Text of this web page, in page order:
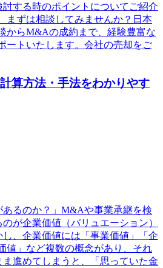
する時のポイントについてご紹介
まずは相談してみませんか？日本
からM&Aの成約まで、経験豊富な
ートいたします。会社の売却をご
算方法・手法をわかりやす
あるのか？」M&Aや事業承継を検
が企業価値（バリュエーション）
、企業価値には「事業価値」「企
値」など複数の概念があり、それ
進めてしまうと、「思っていた金